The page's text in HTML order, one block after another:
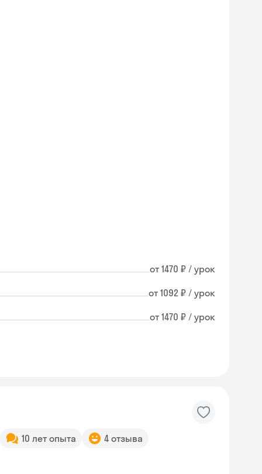
от 1470 ₽ / урок
от 1092 ₽ / урок
от 1470 ₽ / урок
10 лет опыта 4 отзыва